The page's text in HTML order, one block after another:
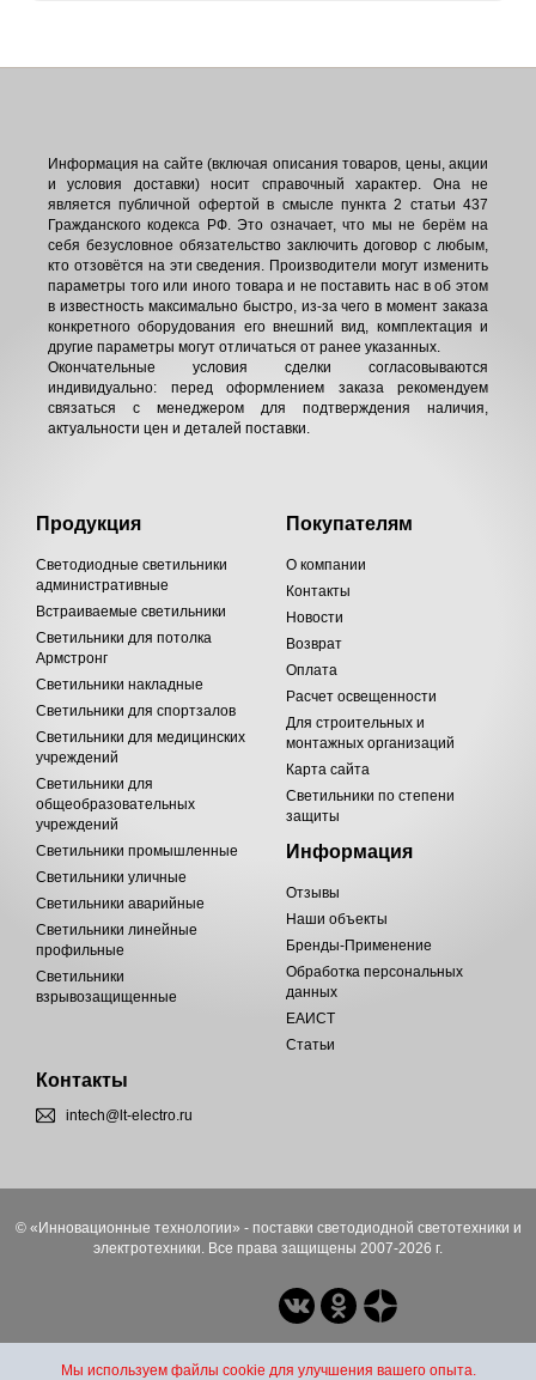
Информация на сайте (включая описания товаров, цены, акции
и условия доставки) носит справочный характер. Она не
является публичной офертой в смысле пункта 2 статьи 437
Гражданского кодекса РФ. Это означает, что мы не берём на
себя безусловное обязательство заключить договор с любым,
кто отзовётся на эти сведения. Производители могут изменить
параметры того или иного товара и не поставить нас в об этом
в известность максимально быстро, из-за чего в момент заказа
конкретного оборудования его внешний вид, комплектация и
другие параметры могут отличаться от ранее указанных.
Окончательные условия сделки согласовываются
индивидуально: перед оформлением заказа рекомендуем
связаться с менеджером для подтверждения наличия,
актуальности цен и деталей поставки.
Продукция
Светодиодные светильники
административные
Встраиваемые светильники
Светильники для потолка
Армстронг
Светильники накладные
Светильники для спортзалов
Светильники для медицинских
учреждений
Светильники для
общеобразовательных
учреждений
Светильники промышленные
Светильники уличные
Светильники аварийные
Светильники линейные
профильные
Светильники
взрывозащищенные
Покупателям
О компании
Контакты
Новости
Возврат
Оплата
Расчет освещенности
Для строительных и
монтажных организаций
Карта сайта
Светильники по степени
защиты
Информация
Отзывы
Наши объекты
Бренды-Применение
Обработка персональных
данных
ЕАИСТ
Статьи
Контакты
intech@lt-electro.ru
© «Инновационные технологии» - поставки светодиодной светотехники и
электротехники. Все права защищены 2007-2026 г.
Мы используем файлы cookie для улучшения вашего опыта.